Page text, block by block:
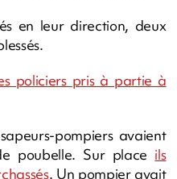
en leur direction, deux
policiers pris à partie à
pompiers avaient
poubelle. Sur place ils
. Un pompier avait